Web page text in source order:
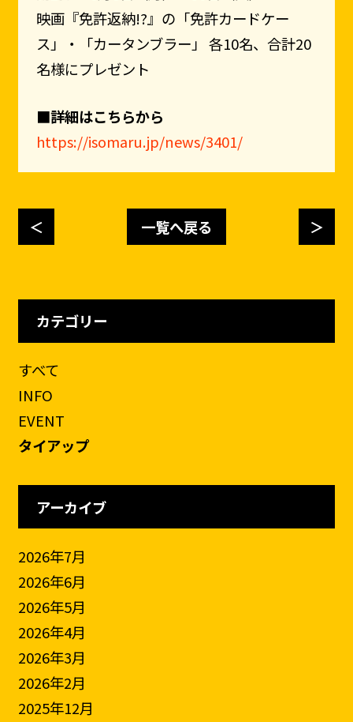
映画『免許返納!?』の「免許カードケー
ス」・「カータンブラー」 各10名、合計20
名様にプレゼント
■詳細はこちらから
https://isomaru.jp/news/3401/
＜ ＞
一覧へ戻る
カテゴリー
すべて
INFO
EVENT
タイアップ
アーカイブ
2026年7月
2026年6月
2026年5月
2026年4月
2026年3月
2026年2月
2025年12月